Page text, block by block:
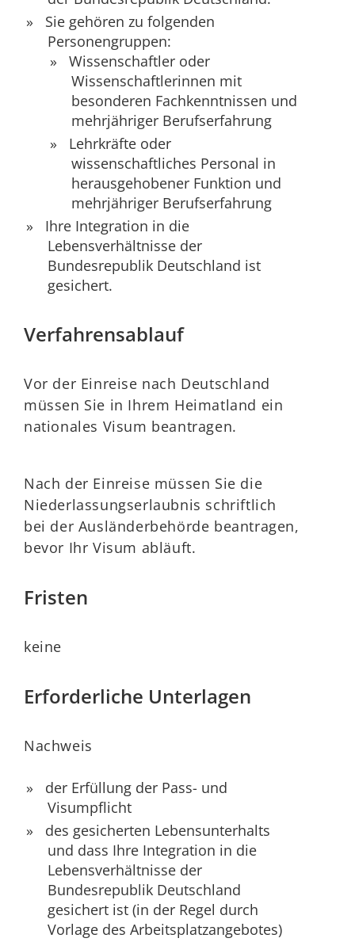
Sie gehören zu folgenden
Personengruppen:
Wissenschaftler oder
Wissenschaftlerinnen mit
besonderen Fachkenntnissen und
mehrjähriger Berufserfahrung
Lehrkräfte oder
wissenschaftliches Personal in
herausgehobener Funktion und
mehrjähriger Berufserfahrung
Ihre Integration in die
Lebensverhältnisse der
Bundesrepublik Deutschland ist
gesichert.
Verfahrensablauf
Vor der Einreise nach Deutschland
müssen Sie in Ihrem Heimatland ein
nationales Visum beantragen.
Nach der Einreise müssen Sie die
Niederlassungserlaubnis schriftlich
bei der Ausländerbehörde beantragen,
bevor Ihr Visum abläuft.
Fristen
keine
Erforderliche Unterlagen
Nachweis
der Erfüllung der Pass- und
Visumpflicht
des gesicherten Lebensunterhalts
und dass Ihre Integration in die
Lebensverhältnisse der
Bundesrepublik Deutschland
gesichert ist (in der Regel durch
Vorlage des Arbeitsplatzangebotes)